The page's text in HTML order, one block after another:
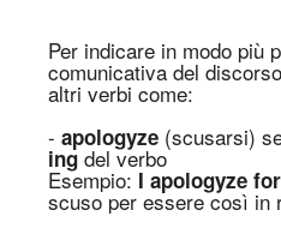
Per indicare in modo più
comunicativa del
altri verbi come:
- apologyze (scusarsi)
ing del verbo
Esempio: I apologyze
scuso per essere così in